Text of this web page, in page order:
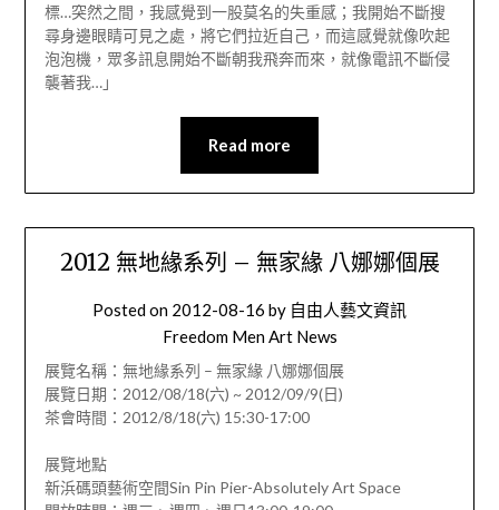
標…突然之間，我感覺到一股莫名的失重感；我開始不斷搜
尋身邊眼睛可見之處，將它們拉近自己，而這感覺就像吹起
泡泡機，眾多訊息開始不斷朝我飛奔而來，就像電訊不斷侵
襲著我…」
Read more
2012 無地緣系列 – 無家緣 八娜娜個展
Posted on 2012-08-16 by 自由人藝文資訊
Freedom Men Art News
展覽名稱：無地緣系列 – 無家緣 八娜娜個展
展覽日期：2012/08/18(六) ~ 2012/09/9(日)
茶會時間：2012/8/18(六) 15:30-17:00
展覽地點
新浜碼頭藝術空間Sin Pin Pier-Absolutely Art Space